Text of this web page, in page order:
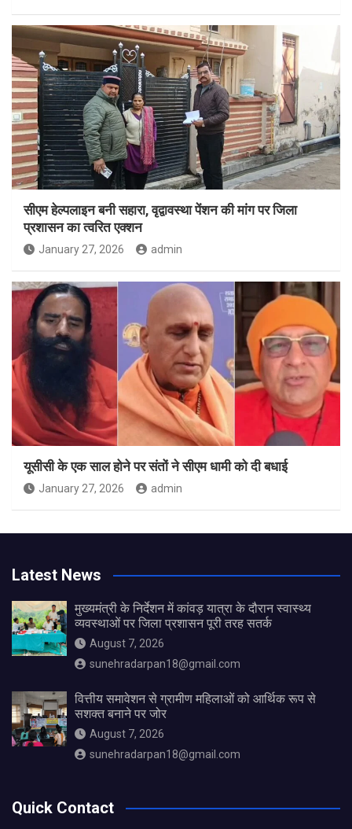
सीएम हेल्पलाइन बनी सहारा, वृद्वावस्था पेंशन की मांग पर जिला
प्रशासन का त्वरित एक्शन
January 27, 2026 admin
यूसीसी के एक साल होने पर संतों ने सीएम धामी को दी बधाई
January 27, 2026 admin
Latest News
मुख्यमंत्री के निर्देशन में कांवड़ यात्रा के दौरान स्वास्थ्य
व्यवस्थाओं पर जिला प्रशासन पूरी तरह सतर्क
August 7, 2026
sunehradarpan18@gmail.com
वित्तीय समावेशन से ग्रामीण महिलाओं को आर्थिक रूप से
सशक्त बनाने पर जोर
August 7, 2026
sunehradarpan18@gmail.com
Quick Contact